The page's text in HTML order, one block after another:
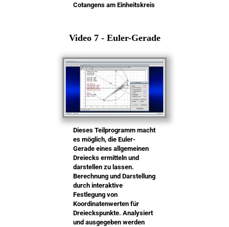
Cotangens am Einheitskreis
Video 7 - Euler-Gerade
Dieses Teilprogramm macht
es möglich, die Euler-
Gerade eines allgemeinen
Dreiecks ermitteln und
darstellen zu lassen.
Berechnung und Darstellung
durch interaktive
Festlegung von
Koordinatenwerten für
Dreieckspunkte. Analysiert
und ausgegeben werden